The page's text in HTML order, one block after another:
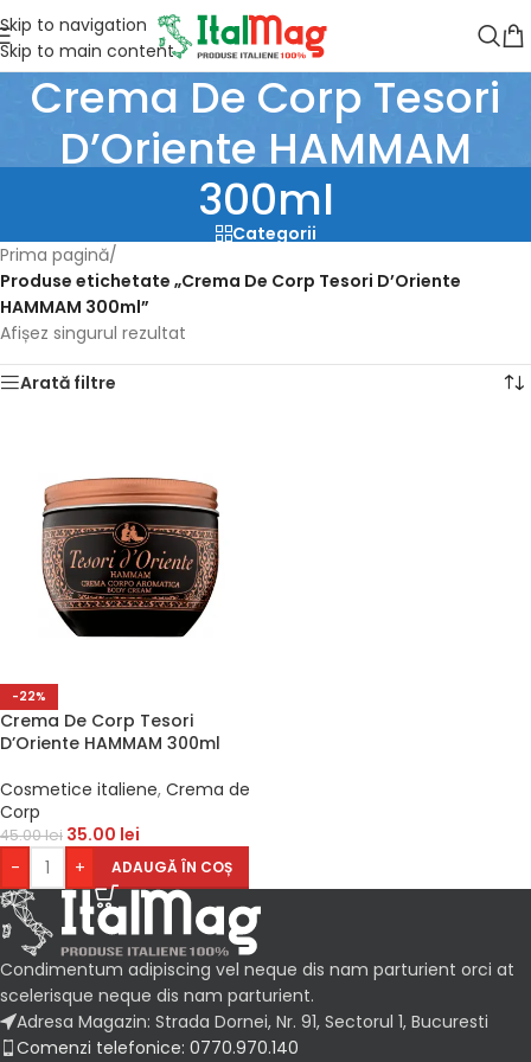
Skip to navigation
Skip to main content
Crema De Corp Tesori
D’Oriente HAMMAM
300ml
Categorii
Prima pagină/
Produse etichetate „Crema De Corp Tesori D’Oriente
HAMMAM 300ml”
Afișez singurul rezultat
Arată filtre
-22%
Crema De Corp Tesori
D’Oriente HAMMAM 300ml
Cosmetice italiene, Crema de
Corp
45.00lei 35.00 lei
-
+ ADAUGĂ ÎN COȘ
Condimentum adipiscing vel neque dis nam parturient orci at
scelerisque neque dis nam parturient.
Adresa Magazin: Strada Dornei, Nr. 91, Sectorul 1, Bucuresti
Comenzi telefonice: 0770.970.140